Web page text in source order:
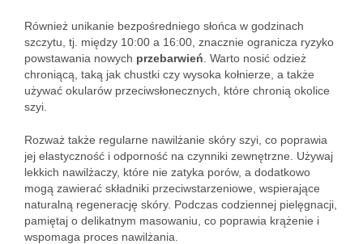
Również unikanie bezpośredniego słońca w godzinach
szczytu, tj. między 10:00 a 16:00, znacznie ogranicza ryzyko
powstawania nowych przebarwień . Warto nosić odzież
chroniącą, taką jak chustki czy wysoka kołnierze, a także
używać okularów przeciwsłonecznych, które chronią okolice
szyi.
Rozważ także regularne nawilżanie skóry szyi, co poprawia
jej elastyczność i odporność na czynniki zewnętrzne. Używaj
lekkich nawilżaczy, które nie zatyka porów, a dodatkowo
mogą zawierać składniki przeciwstarzeniowe, wspierające
naturalną regenerację skóry. Podczas codziennej pielęgnacji,
pamiętaj o delikatnym masowaniu, co poprawia krążenie i
wspomaga proces nawilżania.